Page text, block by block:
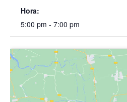
Hora:
5:00 pm - 7:00 pm